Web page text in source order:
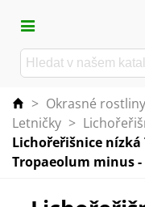
> Okrasné rostliny
Letničky >
Lichořeřišnice nízká
Tropaeolum minus -